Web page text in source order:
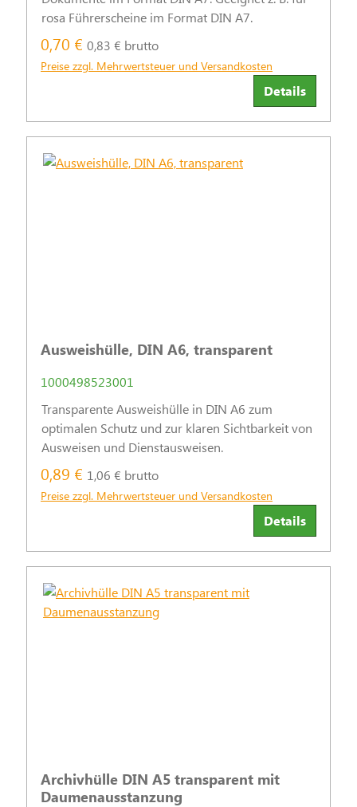
rosa Führerscheine im Format DIN A7.
0,70 € 0,83 € brutto
Preise zzgl. Mehrwertsteuer und Versandkosten
Details
Ausweishülle, DIN A6, transparent
1000498523001
Transparente Ausweishülle in DIN A6 zum
optimalen Schutz und zur klaren Sichtbarkeit von
Ausweisen und Dienstausweisen.
0,89 € 1,06 € brutto
Preise zzgl. Mehrwertsteuer und Versandkosten
Details
Archivhülle DIN A5 transparent mit
Daumenausstanzung